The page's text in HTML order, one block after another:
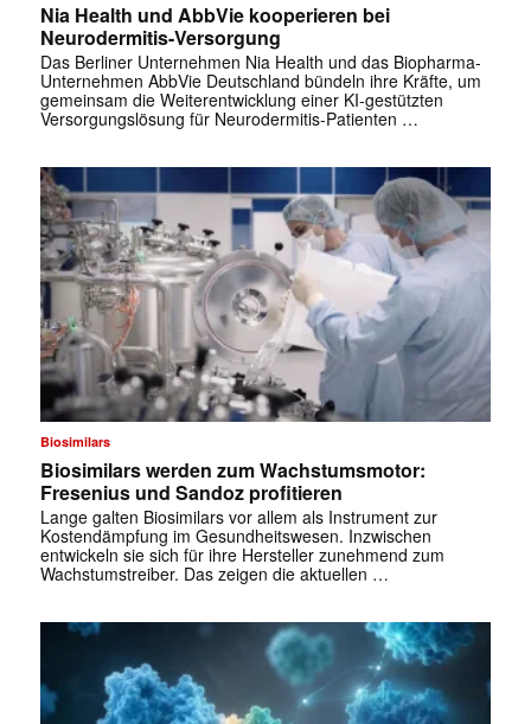
Nia Health und AbbVie kooperieren bei
Neurodermitis-Versorgung
Das Berliner Unternehmen Nia Health und das Biopharma-
Unternehmen AbbVie Deutschland bündeln ihre Kräfte, um
gemeinsam die Weiterentwicklung einer KI-gestützten
Versorgungslösung für Neurodermitis-Patienten …
Biosimilars
Biosimilars werden zum Wachstumsmotor:
Fresenius und Sandoz profitieren
Lange galten Biosimilars vor allem als Instrument zur
Kostendämpfung im Gesundheitswesen. Inzwischen
entwickeln sie sich für ihre Hersteller zunehmend zum
Wachstumstreiber. Das zeigen die aktuellen …